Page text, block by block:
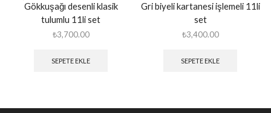
Gökkuşağı desenli klasik
tulumlu 11li set
₺3,700.00
SEPETE EKLE
Gri biyeli kartanesi işlemeli 11li
set
₺3,400.00
SEPETE EKLE